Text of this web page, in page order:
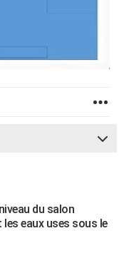
du salon
eaux uses sous le